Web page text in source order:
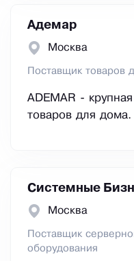
Адемар
Москва
Поставщик товаров
ADEMAR -
товаров для дома.
Системные
Москва
Поставщик
оборудования